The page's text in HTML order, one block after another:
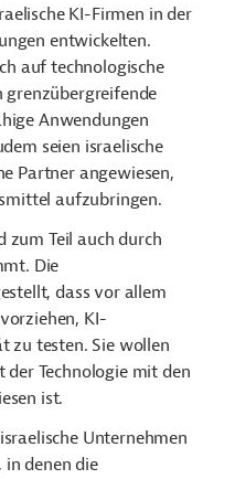
KI-Firmen in der
entwickelten.
auf technologische
grenzübergreifende
Anwendungen
seien israelische
Partner angewiesen,
aufzubringen.
Teil auch durch
Die
dass vor allem
KI-
zu testen. Sie wollen
Technologie mit den
ist.
Unternehmen
in denen die